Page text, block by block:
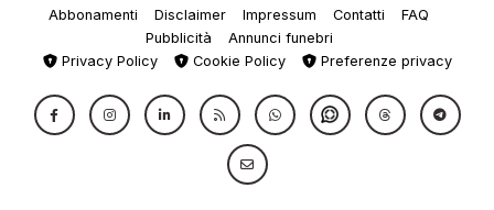
Abbonamenti Disclaimer Impressum Contatti
FAQ
Pubblicità
Annunci funebri
Privacy Policy
Cookie Policy Preferenze privacy